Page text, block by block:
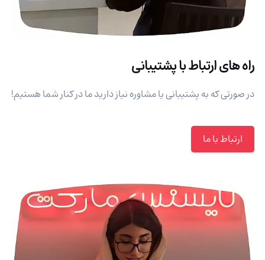
راه های ارتباط با پشتیبانی
در صورتی که به پشتیبانی یا مشاوره نیاز دارید ما در کنار شما هستیم!
ارتباط با ما